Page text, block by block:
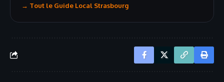
→ Tout le Guide Local Strasbourg